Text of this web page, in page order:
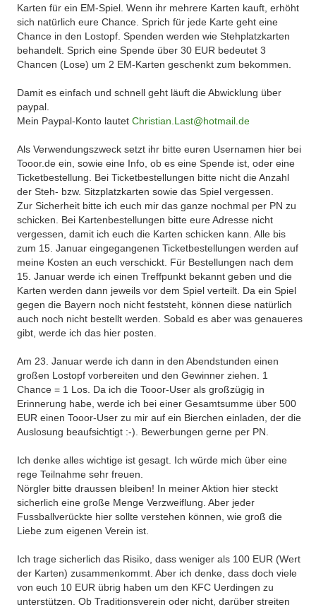
Karten für ein EM-Spiel. Wenn ihr mehrere Karten kauft, erhöht
sich natürlich eure Chance. Sprich für jede Karte geht eine
Chance in den Lostopf. Spenden werden wie Stehplatzkarten
behandelt. Sprich eine Spende über 30 EUR bedeutet 3
Chancen (Lose) um 2 EM-Karten geschenkt zum bekommen.
Damit es einfach und schnell geht läuft die Abwicklung über
paypal.
Mein Paypal-Konto lautetChristian.Last@hotmail.de
Als Verwendungszweck setzt ihr bitte euren Usernamen hier bei
Tooor.de ein, sowie eine Info, ob es eine Spende ist, oder eine
Ticketbestellung. Bei Ticketbestellungen bitte nicht die Anzahl
der Steh- bzw. Sitzplatzkarten sowie das Spiel vergessen.
Zur Sicherheit bitte ich euch mir das ganze nochmal per PN zu
schicken. Bei Kartenbestellungen bitte eure Adresse nicht
vergessen, damit ich euch die Karten schicken kann. Alle bis
zum 15. Januar eingegangenen Ticketbestellungen werden auf
meine Kosten an euch verschickt. Für Bestellungen nach dem
15. Januar werde ich einen Treffpunkt bekannt geben und die
Karten werden dann jeweils vor dem Spiel verteilt. Da ein Spiel
gegen die Bayern noch nicht feststeht, können diese natürlich
auch noch nicht bestellt werden. Sobald es aber was genaueres
gibt, werde ich das hier posten.
Am 23. Januar werde ich dann in den Abendstunden einen
großen Lostopf vorbereiten und den Gewinner ziehen. 1
Chance = 1 Los. Da ich die Tooor-User als großzügig in
Erinnerung habe, werde ich bei einer Gesamtsumme über 500
EUR einen Tooor-User zu mir auf ein Bierchen einladen, der die
Auslosung beaufsichtigt :-). Bewerbungen gerne per PN.
Ich denke alles wichtige ist gesagt. Ich würde mich über eine
rege Teilnahme sehr freuen.
Nörgler bitte draussen bleiben! In meiner Aktion hier steckt
sicherlich eine große Menge Verzweiflung. Aber jeder
Fussballverückte hier sollte verstehen können, wie groß die
Liebe zum eigenen Verein ist.
Ich trage sicherlich das Risiko, dass weniger als 100 EUR (Wert
der Karten) zusammenkommt. Aber ich denke, dass doch viele
von euch 10 EUR übrig haben um den KFC Uerdingen zu
unterstützen. Ob Traditionsverein oder nicht, darüber streiten